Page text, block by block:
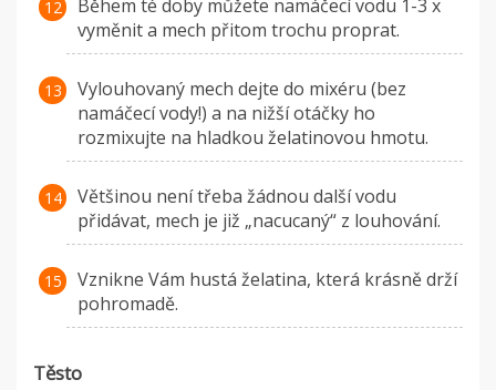
Během té doby můžete namáčecí vodu 1-3 x
vyměnit a mech přitom trochu proprat.
Vylouhovaný mech dejte do mixéru (bez
namáčecí vody!) a na nižší otáčky ho
rozmixujte na hladkou želatinovou hmotu.
Většinou není třeba žádnou další vodu
přidávat, mech je již „nacucaný“ z louhování.
Vznikne Vám hustá želatina, která krásně drží
pohromadě.
Těsto